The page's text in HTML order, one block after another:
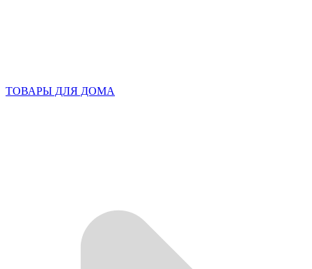
ТОВАРЫ ДЛЯ ДОМА